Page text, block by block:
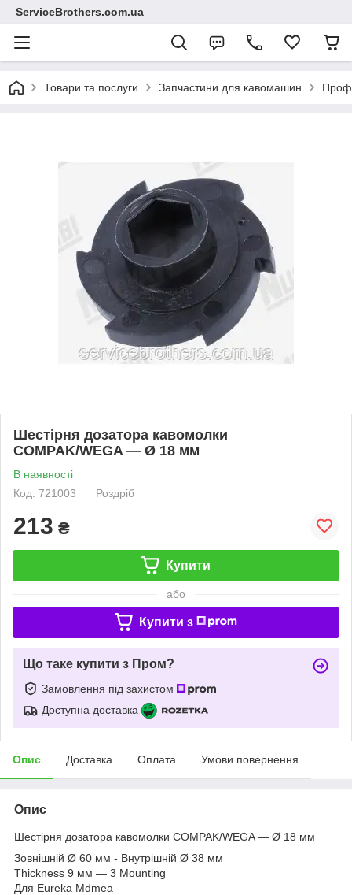
ServiceBrothers.com.ua
Товари та послуги Запчастини для кавомашин
Шестірня дозатора кавомолки
COMPAK/WEGA — Ø 18 мм
В наявності
Код: 721003
Роздріб
213 ₴
Купити
або
Купити з
Що таке купити з Пром?
Замовлення під захистом
Доступна доставка
Опис Доставка Оплата Умови повернення
Опис
Шестірня дозатора кавомолки COMPAK/WEGA — Ø 18 мм
Зовнішній Ø 60 мм - Внутрішній Ø 38 мм
Thickness 9 мм — 3 Mounting
Для Eureka Mdmea